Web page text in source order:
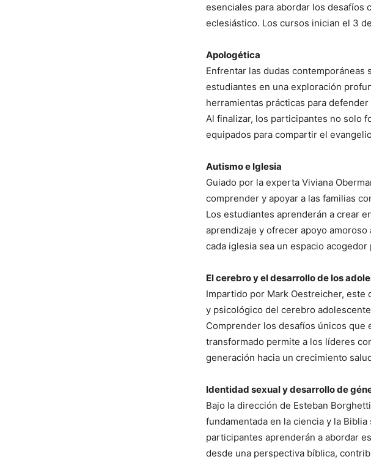
esenciales para abordar los desafíos
eclesiástico. Los cursos inician el 3
Apologética
Enfrentar las dudas contemporáneas
estudiantes en una exploración
herramientas prácticas para
Al finalizar, los participantes no solo
equipados para compartir el
Autismo e Iglesia
Guiado por la experta Viviana
comprender y apoyar a las familias
Los estudiantes aprenderán a crear
aprendizaje y ofrecer apoyo
cada iglesia sea un espacio acogedor
El cerebro y el desarrollo de los
Impartido por Mark Oestreicher,
y psicológico del cerebro
Comprender los desafíos únicos
transformado permite a los líderes
generación hacia un crecimiento
Identidad sexual y desarrollo de
Bajo la dirección de Esteban
fundamentada en la ciencia y la
participantes aprenderán a abordar
desde una perspectiva bíblica,